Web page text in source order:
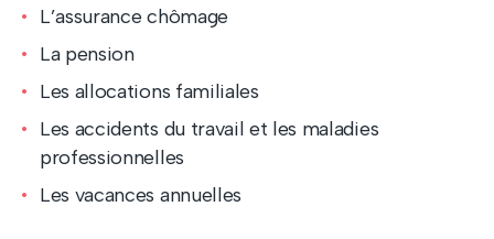
L’assurance chômage
La pension
Les allocations familiales
Les accidents du travail et les maladies
professionnelles
Les vacances annuelles